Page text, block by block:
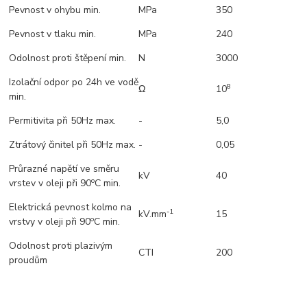
Pevnost v ohybu min.
MPa
350
Pevnost v tlaku min.
MPa
240
Odolnost proti štěpení min.
N
3000
Izolační odpor po 24h ve vodě
min.
Ω 108
Permitivita při 50Hz max. -
5,0
Ztrátový činitel při 50Hz max. -
0,05
Průrazné napětí ve směru
vrstev v oleji při 90oC min.
kV 40
Elektrická pevnost kolmo na
vrstvy v oleji při 90oC min.
kV.mm-1 15
Odolnost proti plazivým
proudům
CTI 200